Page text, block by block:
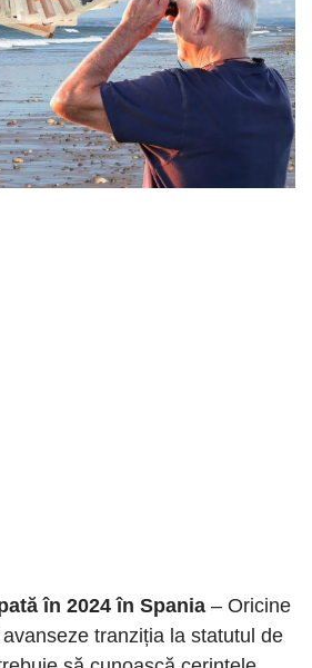
în 2024 în Spania – Oricine
tranziția la statutul de